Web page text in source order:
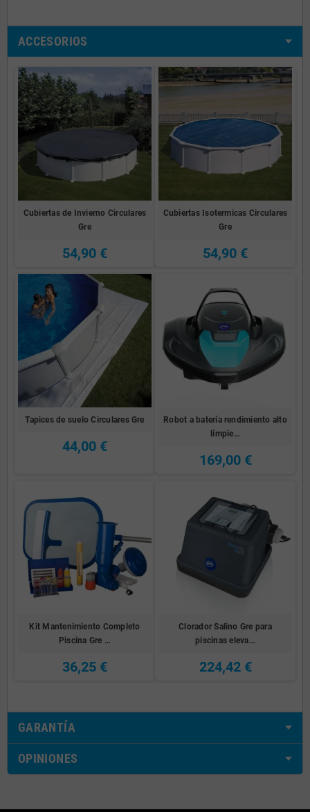
ACCESORIOS
Cubiertas de Invierno Circulares
Gre
54,90 €
Cubiertas Isotermicas Circulares
Gre
54,90 €
Tapices de suelo Circulares Gre
44,00 €
Robot a batería rendimiento alto
limpie…
169,00 €
Kit Mantenimiento Completo
Piscina Gre …
36,25 €
Clorador Salino Gre para
piscinas eleva…
224,42 €
GARANTÍA
OPINIONES